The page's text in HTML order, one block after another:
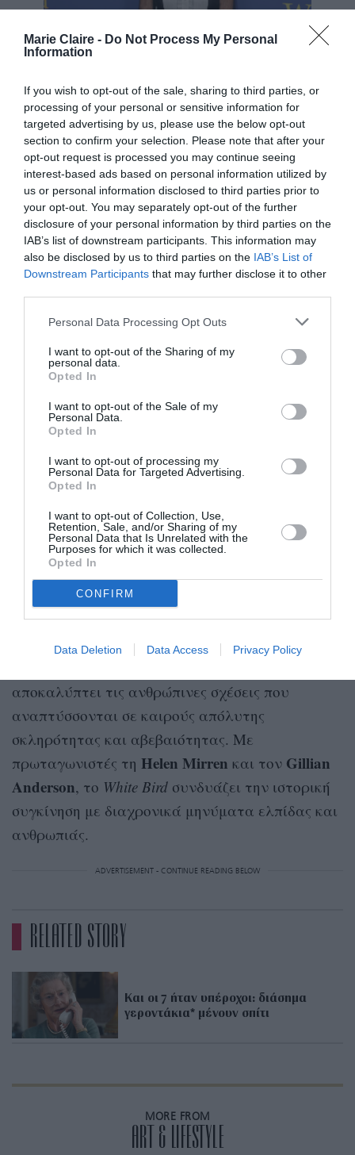
Marie Claire - Do Not Process My Personal
Information
If you wish to opt-out of the sale, sharing to third parties, or
processing of your personal or sensitive information for
targeted advertising by us, please use the below opt-out
section to confirm your selection. Please note that after your
opt-out request is processed you may continue seeing
interest-based ads based on personal information utilized by
us or personal information disclosed to third parties prior to
your opt-out. You may separately opt-out of the further
disclosure of your personal information by third parties on the
IAB’s list of downstream participants. This information may
also be disclosed by us to third parties on the IAB’s List of
Downstream Participants that may further disclose it to other
Personal Data Processing Opt Outs
I want to opt-out of the Sharing of my
personal data.
Opted In
I want to opt-out of the Sale of my
Personal Data.
Opted In
I want to opt-out of processing my
Personal Data for Targeted Advertising.
Opted In
I want to opt-out of Collection, Use,
Retention, Sale, and/or Sharing of my
Personal Data that Is Unrelated with the
Purposes for which it was collected.
Opted In
CONFIRM
Data Deletion Data Access Privacy Policy
Με άψογη επιλογή μακιγιάζ που τόνιζε τα
χαρακτηριστικά της, η Helen Mirren απέδειξε πως
η ηλικία δεν αποτελεί περιορισμό
για τη
παρουσία.
Λίγα λόγια για την ταινία
βασίζεται στο μυθιστόρημα της R.J. Palacio, η
οποία έγραψε και το πασίγνωστοWonder
ταινία αφηγείται την ιστορία μιας νεαρής
Εβραίας κοπέλας στη Γαλλία του Β’
Παγκοσμίου Πολέμου, που κρύβεται από τους
Ναζί με τη βοήθεια μιας οικογένειας. Μέσα από
αποκαλύπτει τις ανθρώπινες σχέσεις που
αναπτύσσονται σε καιρούς απόλυτης
σκληρότητας και αβεβαιότητας. Με
πρωταγωνιστές τη Helen Mirren και τον Gillian
Anderson, το White Bird συνδυάζει την ιστορική
συγκίνηση με διαχρονικά μηνύματα ελπίδας και
ανθρωπιάς.
ADVERTISEMENT - CONTINUE READING BELOW
RELATED STORY
Και οι 7 ήταν υπέροχοι: διάσημα
γεροντάκια* μένουν σπίτι
MORE FROM
ART & LIFESTYLE